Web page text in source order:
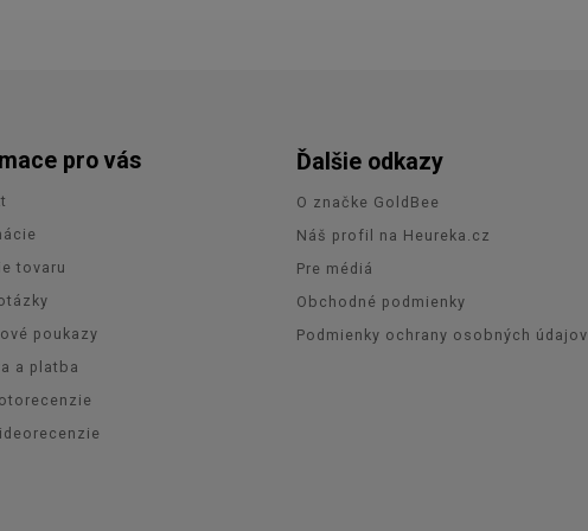
pro vás
tovaru
poukazy
a platba
Ďalšie odkazy
O značke GoldBee
Náš profil na Heureka.cz
Pre médiá
Obchodné podmienky
Podmienky ochrany osobných údajov